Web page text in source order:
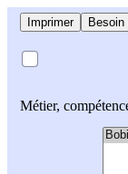
Imprimer
Métier,